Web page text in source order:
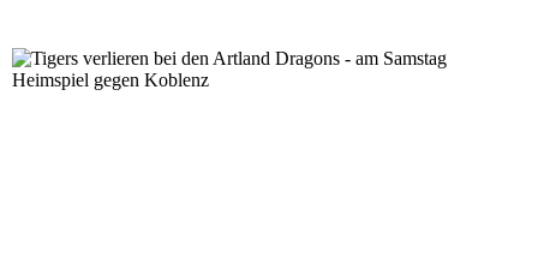
Tigers verlieren bei den Artland Dragons - am Samstag